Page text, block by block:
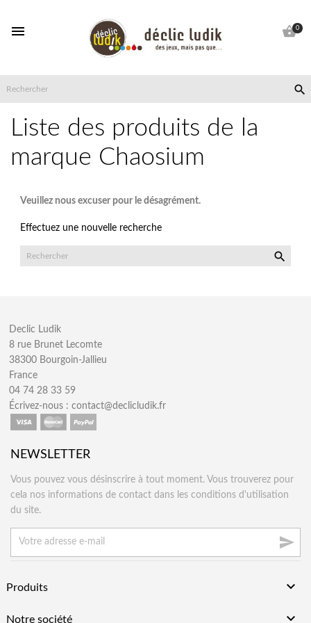
 0

Liste des produits de la
marque Chaosium
Veuillez nous excuser pour le désagrément.
Effectuez une nouvelle recherche

Declic Ludik
8 rue Brunet Lecomte
38300 Bourgoin-Jallieu
France
04 74 28 33 59
Écrivez-nous :contact@declicludik.fr
NEWSLETTER
Vous pouvez vous désinscrire à tout moment. Vous trouverez pour
cela nos informations de contact dans les conditions d'utilisation
du site.

Produits 
Notre société 